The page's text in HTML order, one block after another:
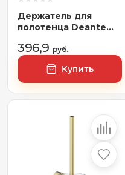
Держатель для
полотенца Deante
396,9 руб.
Купить